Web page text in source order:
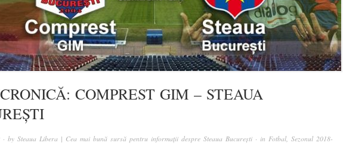
COMPREST GIM – STEAUA
· by Steaua Libera | Cea mai bună sursă pentru informații despre Steaua București · in Fotbal Sezonul 2018-